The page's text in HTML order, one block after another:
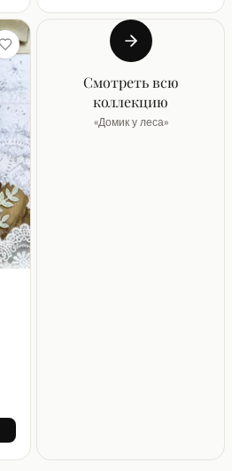
Смотреть всю
коллекцию
«Домик у леса»